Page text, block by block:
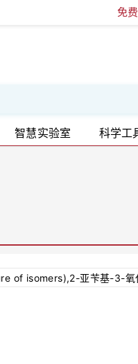
免
智慧实验室 科学工